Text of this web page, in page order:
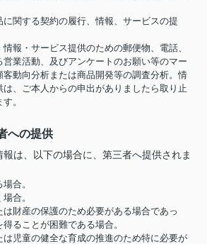
関する契約の履行、情報、サービスの提
報・サービス提供のための郵便物、電話、
営業活動、及びアンケートのお願い等のマー
客動向分析または商品開発等の調査分析。情
は、ご本人からの申出がありましたら取り止
。
への提供
は、以下の場合に、第三者へ提供されま
合。
合。
財産の保護のため必要がある場合であっ
ることが困難である場合。
児童の健全な育成の推進のため特に必要が